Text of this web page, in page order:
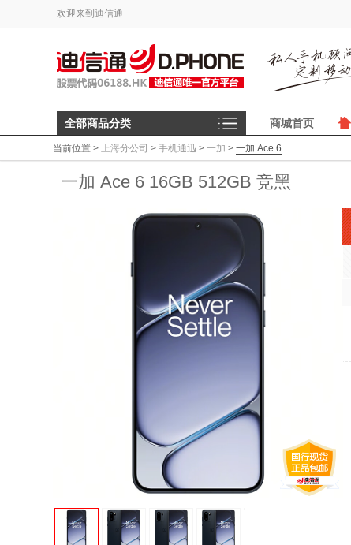
欢迎来到迪信通
全部商品分类 商城首页
当前位置 > 上海分公司 > 手机通迅 > 一加 > 一加 Ace 6
一加 Ace 6 16GB 512GB 竞黑